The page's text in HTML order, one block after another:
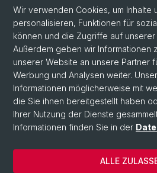
Italianistik
Nordistik
Osteuropa-Studien
Slavic Studies
© Universität Basel
Datenschutzerklärung
Philosophisch-Historische Fakultät
Wir verwenden Cookies, um Inhalte
personalisieren, Funktionen für
können und die Zugriffe auf
Außerdem geben wir Informationen
unserer Website an unsere Partner
Werbung und Analysen weiter.
Informationen möglicherweise mit
die Sie ihnen bereitgestellt haben
Ihrer Nutzung der Dienste
Informationen finden Sie in der
ALLE